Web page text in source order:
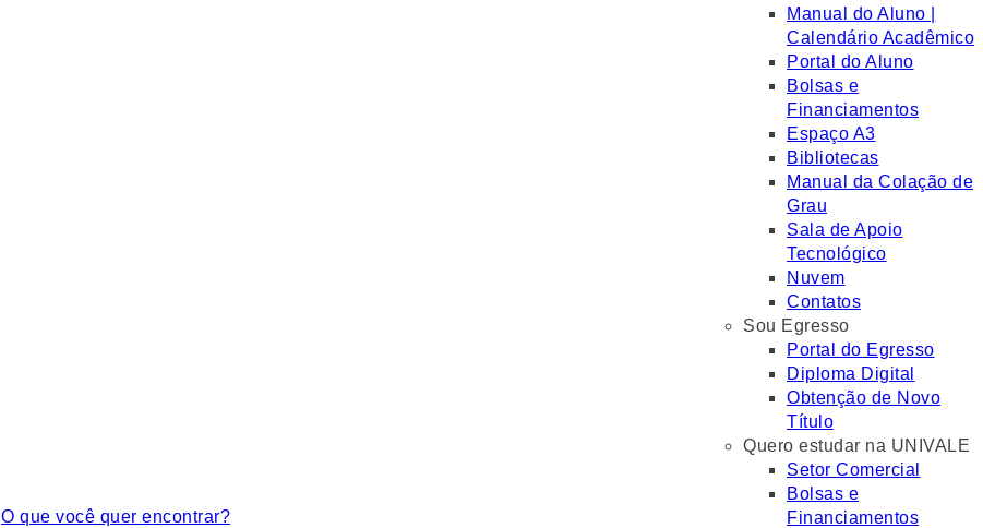
O que você quer encontrar?
Manual do Aluno |
Calendário Acadêmico
Portal do Aluno
Bolsas e
Financiamentos
Espaço A3
Bibliotecas
Manual da Colação de
Grau
Sala de Apoio
Tecnológico
Nuvem
Contatos
Sou Egresso
Portal do Egresso
Diploma Digital
Obtenção de Novo
Título
Quero estudar na UNIVALE
Setor Comercial
Bolsas e
Financiamentos